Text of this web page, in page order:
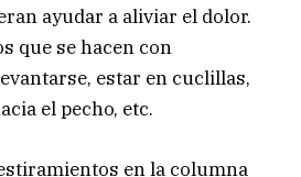
ayudar a aliviar el dolor.
que se hacen con
estar en cuclillas,
el pecho, etc.
en la columna